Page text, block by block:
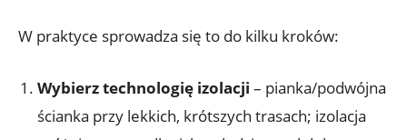
W praktyce sprowadza się to do kilku kroków:
Wybierz technologię izolacji – pianka/podwójna
ścianka przy lekkich, krótszych trasach; izolacja